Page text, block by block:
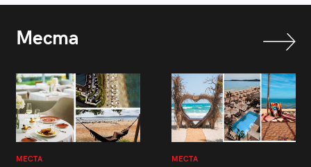
Места
МЕСТА МЕСТА